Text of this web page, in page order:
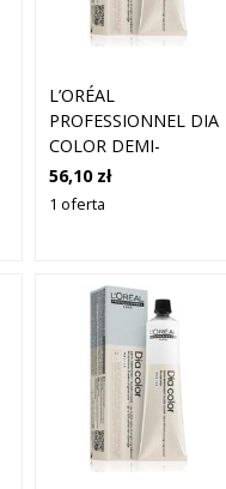
L’ORÉAL
PROFESSIONNEL DIA
COLOR DEMI-
PERMANENTNA
FARBA DO WŁOSÓW
GOLD 60 ML
56,10 zł
1 oferta